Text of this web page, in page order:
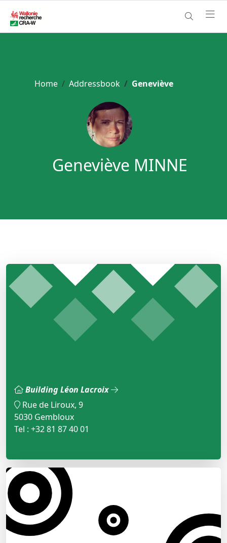
Home Addressbook Geneviève
Geneviève MINNE
Building Léon Lacroix
Rue de Liroux, 9
5030 Gembloux
Tel : +32 81 87 40 01